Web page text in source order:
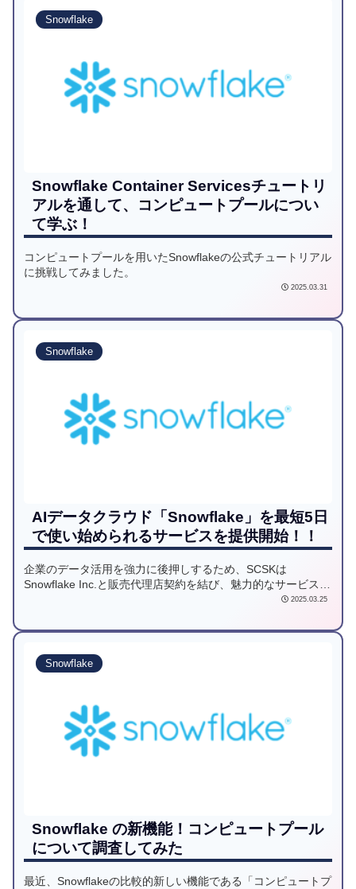
Snowflake
Snowflake Container Servicesチュートリ
アルを通して、コンピュートプールについ
て学ぶ！
コンピュートプールを用いたSnowflakeの公式チュートリアル
に挑戦してみました。
2025.03.31
Snowflake
AIデータクラウド「Snowflake」を最短5日
で使い始められるサービスを提供開始！！
企業のデータ活用を強力に後押しするため、SCSKは
Snowflake Inc.と販売代理店契約を結び、魅力的なサービスラ
2025.03.25
Snowflake
Snowflake の新機能！コンピュートプール
について調査してみた
最近、Snowflakeの比較的新しい機能である「コンピュートプ